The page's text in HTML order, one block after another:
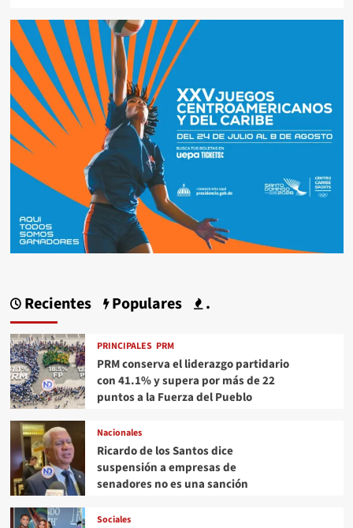
Recientes Populares .
PRINCIPALES PRM
PRM conserva el liderazgo partidario
con 41.1% y supera por más de 22
puntos a la Fuerza del Pueblo
Nacionales
Ricardo de los Santos dice
suspensión a empresas de
senadores no es una sanción
Sociales